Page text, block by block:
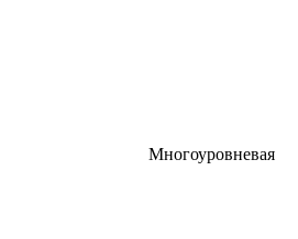
Многоуровневая